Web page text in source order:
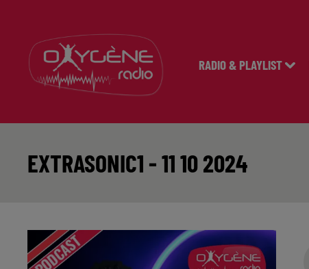
RADIO & PLAYLIST
EXTRASONIC1 - 11 10 2024